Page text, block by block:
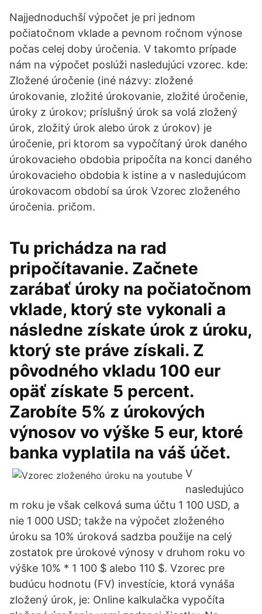
Najjednoduchší výpočet je pri jednom
počiatočnom vklade a pevnom ročnom výnose
počas celej doby úročenia. V takomto prípade
nám na výpočet poslúži nasledujúci vzorec. kde:
Zložené úročenie (iné názvy: zložené
úrokovanie, zložité úrokovanie, zložité úročenie,
úroky z úrokov; príslušný úrok sa volá zložený
úrok, zložitý úrok alebo úrok z úrokov) je
úročenie, pri ktorom sa vypočítaný úrok daného
úrokovacieho obdobia pripočíta na konci daného
úrokovacieho obdobia k istine a v nasledujúcom
úrokovacom období sa úrok Vzorec zloženého
úročenia. pričom.
Tu prichádza na rad
pripočítavanie. Začnete
zarábať úroky na počiatočnom
vklade, ktorý ste vykonali a
následne získate úrok z úroku,
ktorý ste práve získali. Z
pôvodného vkladu 100 eur
opäť získate 5 percent.
Zarobíte 5% z úrokových
výnosov vo výške 5 eur, ktoré
banka vyplatila na váš účet.
V
nasledujúco
m roku je však celková suma účtu 1 100 USD, a
nie 1 000 USD; takže na výpočet zloženého
úroku sa 10% úroková sadzba použije na celý
zostatok pre úrokové výnosy v druhom roku vo
výške 10% * 1 100 $ alebo 110 $. Vzorec pre
budúcu hodnotu (FV) investície, ktorá vynáša
zložený úrok, je: Online kalkulačka vypočíta